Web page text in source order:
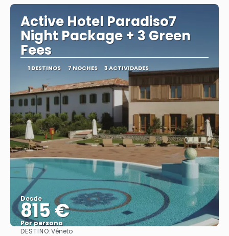
Active Hotel Paradiso7
Night Package + 3 Green
Fees
1 DESTINOS 7 NOCHES 3 ACTIVIDADES
Desde
815 €
Por persona
DESTINO:Véneto